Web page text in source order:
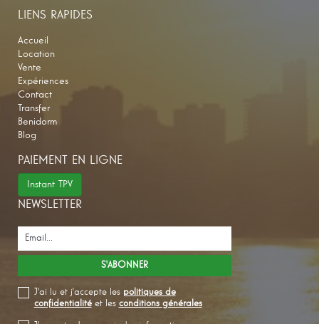
LIENS RAPIDES
Accueil
Location
Vente
Expériences
Contact
Transfer
Benidorm
Blog
PAIEMENT EN LIGNE
Instant TPV
NEWSLETTER
J'ai lu et j'accepte les politiques de
confidentialitéet les conditions générales